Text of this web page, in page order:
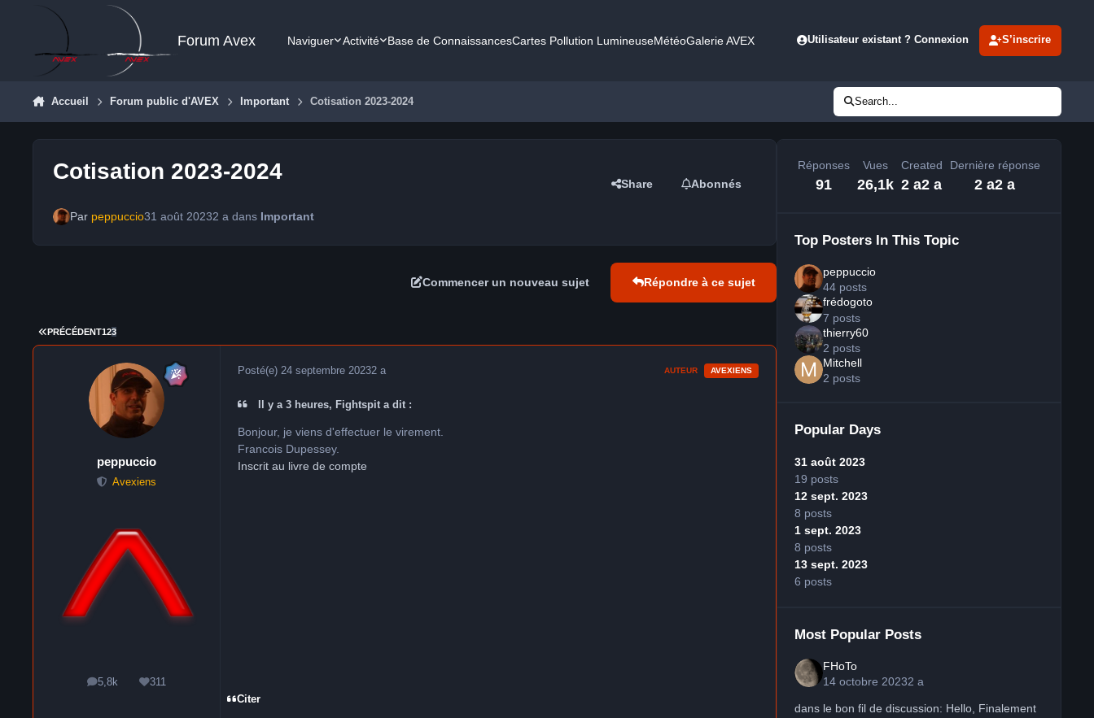
Aller au contenu
Forum Avex Naviguer Activité Base de ConnaissancesCartes Pollution LumineuseMétéoGalerie AVEX Utilisateur existant ? Connexion S’inscrire
Accueil Forum public d'AVEX Important Cotisation 2023-2024 Search...
Cotisation 2023-2024 Share Abonnés
Par peppuccio31 août 20232 adans Important
Commencer un nouveau sujet Répondre à ce sujet
PREMIÈRE PAGE
PRÉCÉDENT123
peppuccio
Avexiens
5,8k
messages311
Réputation
Posté(e) 24 septembre 20232 a AUTEUR AVEXIENS
Il y a 3 heures, Fightspit a dit :
Bonjour, je viens d'effectuer le virement.
Francois Dupessey.
Inscrit au livre de compte
Citer
Réponses
91
Vues
26,1k
Created
2 a2 a
Dernière réponse
2 a2 a
Top Posters In This Topic
peppuccio
44 posts
frédogoto
7 posts
thierry60
2 posts
Mitchell
2 posts
Popular Days
31 août 2023
19 posts
12 sept. 2023
8 posts
1 sept. 2023
8 posts
13 sept. 2023
6 posts
Most Popular Posts
FHoTo
14 octobre 20232 a
dans le bon fil de discussion: Hello, Finalement